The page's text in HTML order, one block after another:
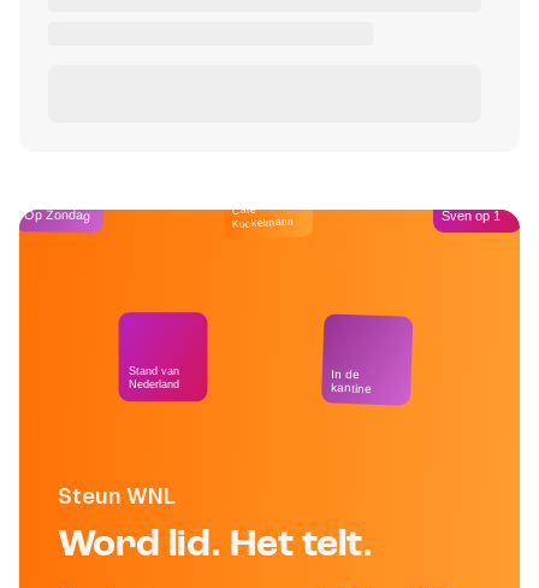
Steun WNL
Word lid. Het telt.
Op Zondag
Stand van
Nederland
Café
Kockelmann
In de
kantine
Sven op 1